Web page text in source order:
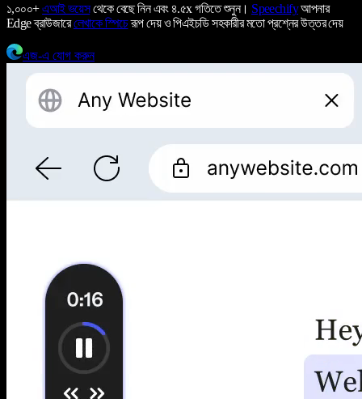
১,০০০+এআই ভয়েসথেকে বেছে নিন এবং ৪.৫x গতিতে শুনুন। Speechifyআপনার
Edge ব্রাউজারেলেখাকে স্পিচেরূপ দেয় ও পিএইচডি সহকারীর মতো প্রশ্নের উত্তর দেয়
এজ-এ যোগ করুন